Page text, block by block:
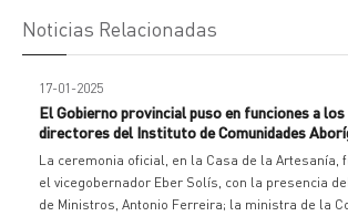
Noticias Relacionadas
17-01-2025
El Gobierno provincial puso en funciones a
directores del Instituto de Comunidades
La ceremonia oficial, en la Casa de la Artesanía,
el vicegobernador Eber Solís, con la presencia
de Ministros, Antonio Ferreira; la ministra de la